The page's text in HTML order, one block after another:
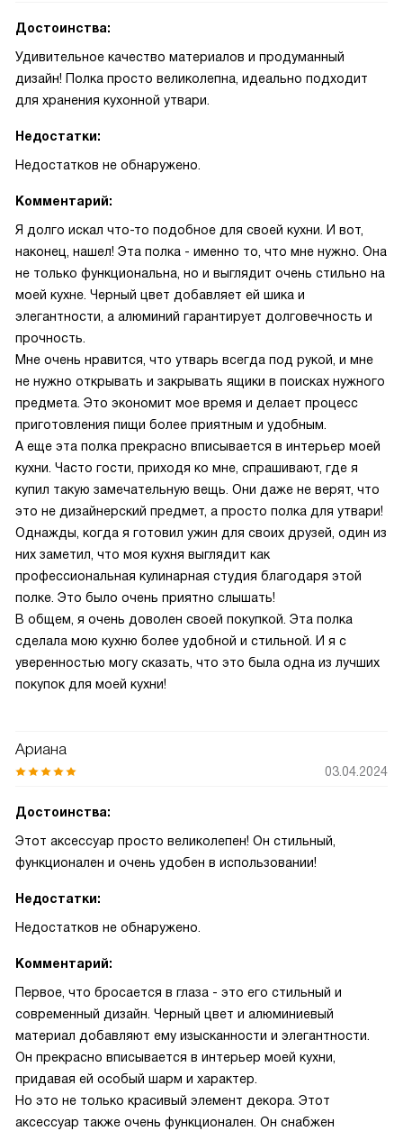
Достоинства:
Удивительное качество материалов и продуманный
дизайн! Полка просто великолепна, идеально подходит
для хранения кухонной утвари.
Недостатки:
Недостатков не обнаружено.
Комментарий:
Я долго искал что-то подобное для своей кухни. И вот,
наконец, нашел! Эта полка - именно то, что мне нужно. Она
не только функциональна, но и выглядит очень стильно на
моей кухне. Черный цвет добавляет ей шика и
элегантности, а алюминий гарантирует долговечность и
прочность.
Мне очень нравится, что утварь всегда под рукой, и мне
не нужно открывать и закрывать ящики в поисках нужного
предмета. Это экономит мое время и делает процесс
приготовления пищи более приятным и удобным.
А еще эта полка прекрасно вписывается в интерьер моей
кухни. Часто гости, приходя ко мне, спрашивают, где я
купил такую замечательную вещь. Они даже не верят, что
это не дизайнерский предмет, а просто полка для утвари!
Однажды, когда я готовил ужин для своих друзей, один из
них заметил, что моя кухня выглядит как
профессиональная кулинарная студия благодаря этой
полке. Это было очень приятно слышать!
В общем, я очень доволен своей покупкой. Эта полка
сделала мою кухню более удобной и стильной. И я с
уверенностью могу сказать, что это была одна из лучших
покупок для моей кухни!
Ариана
03.04.2024
Достоинства:
Этот аксессуар просто великолепен! Он стильный,
функционален и очень удобен в использовании!
Недостатки:
Недостатков не обнаружено.
Комментарий:
Первое, что бросается в глаза - это его стильный и
современный дизайн. Черный цвет и алюминиевый
материал добавляют ему изысканности и элегантности.
Он прекрасно вписывается в интерьер моей кухни,
придавая ей особый шарм и характер.
Но это не только красивый элемент декора. Этот
аксессуар также очень функционален. Он снабжен